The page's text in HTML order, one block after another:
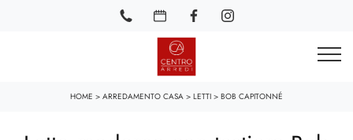
HOME > ARREDAMENTO CASA > LETTI > BOB CAPITONNÉ